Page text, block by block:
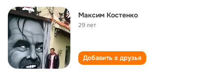
Максим Костенко
29 лет
Добавить в друзья